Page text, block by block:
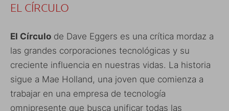
EL CÍRCULO
El Círculo de Dave Eggers es una crítica mordaz a
las grandes corporaciones tecnológicas y su
creciente influencia en nuestras vidas. La historia
sigue a Mae Holland, una joven que comienza a
trabajar en una empresa de tecnología
omnipresente que busca unificar todas las